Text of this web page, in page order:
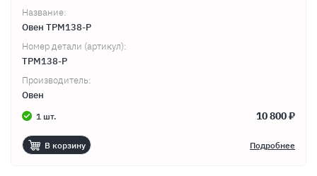
Название:
Овен ТРМ138-Р
Номер детали (артикул):
ТРМ138-Р
Производитель:
Овен
1 шт. 10 800 ₽
В корзину Подробнее